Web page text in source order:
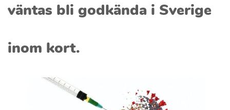
väntas bli godkända i Sverige
inom kort.